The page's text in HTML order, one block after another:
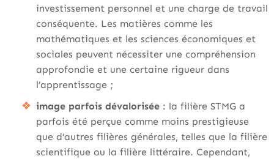
investissement personnel et une charge de travail
conséquente. Les matières comme les
mathématiques et les sciences économiques et
sociales peuvent nécessiter une compréhension
approfondie et une certaine rigueur dans
l’apprentissage ;
image parfois dévalorisée : la filière STMG a
parfois été perçue comme moins prestigieuse
que d’autres filières générales, telles que la filière
scientifique ou la filière littéraire. Cependant,